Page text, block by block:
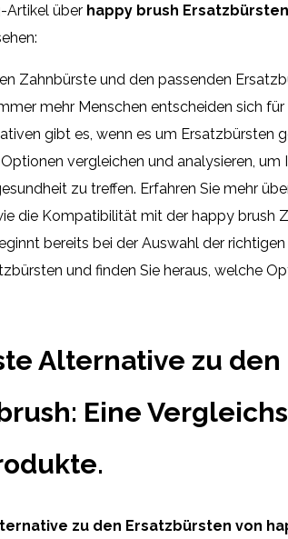
Artikel über happy brush
Zahnbürste und den passenden
mehr Menschen entscheiden sich
gibt es, wenn es um Ersatzbürsten
vergleichen und analysieren,
zu treffen. Erfahren Sie mehr
die Kompatibilität mit der happy brush
bereits bei der Auswahl der
und finden Sie heraus, welche
Alternative zu den
Eine
zu den Ersatzbürsten von